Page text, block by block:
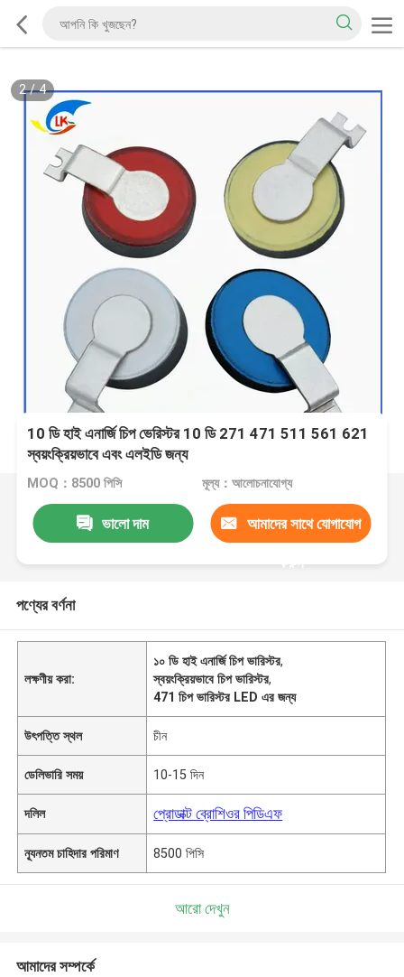
2/4
10 ডি হাই এনার্জি চিপ ভেরিস্টর 10 ডি 271 471 511 561 621
স্বয়ংক্রিয়ভাবে এবং এলইডি জন্য
MOQ：8500 পিসি মূল্য：আলোচনাযোগ্য
ভালো দাম আমাদের সাথে যোগাযোগ
করুন
পণ্যের বর্ণনা
লক্ষণীয় করা:
১০ ডি হাই এনার্জি চিপ ভারিস্টর,
স্বয়ংক্রিয়ভাবে চিপ ভারিস্টর,
471 চিপ ভারিস্টর LED এর জন্য
উৎপত্তি স্থল চীন
ডেলিভারি সময় 10-15 দিন
দলিল প্রোডাক্ট ব্রোশিওর পিডিএফ
ন্যূনতম চাহিদার পরিমাণ 8500 পিসি
আরো দেখুন
আমাদের সম্পর্কে